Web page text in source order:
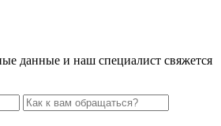
данные и наш специалист свяжется